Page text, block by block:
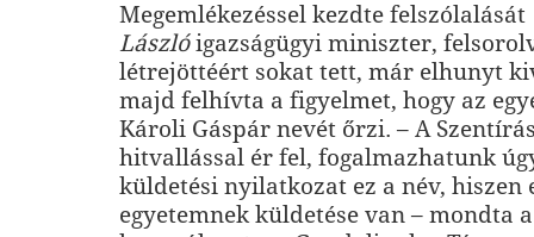
Megemlékezéssel kezdte felszólalását
Lászlóigazságügyi miniszter,
létrejöttéért sokat tett, már elhunyt
majd felhívta a figyelmet, hogy az
Károli Gáspár nevét őrzi. – A
hitvallással ér fel, fogalmazhatunk
küldetési nyilatkozat ez a név, hiszen
egyetemnek küldetése van – mondta